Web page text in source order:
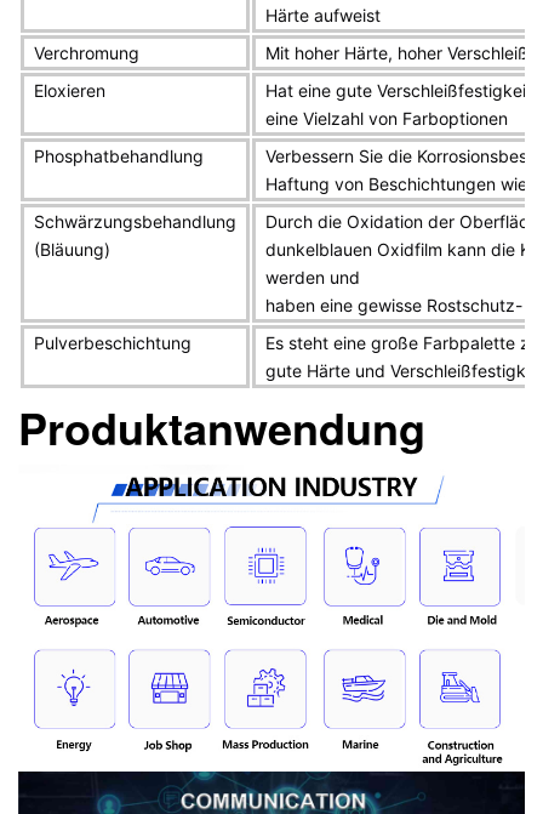
Härte aufweist
Verchromung
Mit hoher Härte, hoher
Eloxieren
Hat eine gute
eine Vielzahl von Farboptionen
Phosphatbehandlung
Verbessern Sie die
Haftung von Beschichtungen wie
Schwärzungsbehandlung
(Bläuung)
Durch die Oxidation der
dunkelblauen Oxidfilm kann die
werden und
haben eine gewisse Rostschutz-
Pulverbeschichtung
Es steht eine große Farbpalette
gute Härte und
Produktanwendung